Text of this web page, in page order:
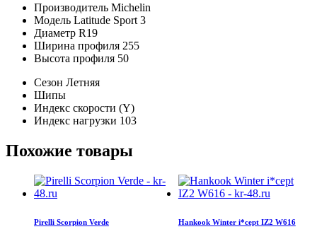
Производитель Michelin
Модель Latitude Sport 3
Диаметр R19
Ширина профиля 255
Высота профиля 50
Сезон Летняя
Шипы
Индекс скорости (Y)
Индекс нагрузки 103
Похожие товары
Pirelli Scorpion Verde Hankook Winter i*cept IZ2 W616